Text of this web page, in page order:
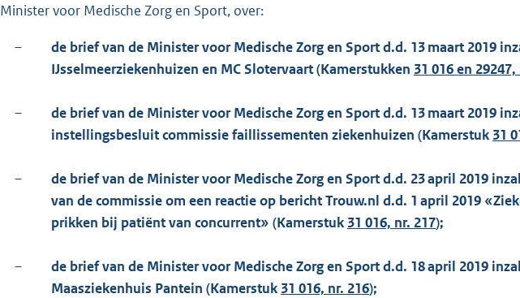
e
1
9
K
b
Minister voor Medische Zorg en Sport, over:
–
de brief van de Minister voor Medische Zorg en Sport d.d. 13 maart 2019
IJsselmeerziekenhuizen en MC Slotervaart (Kamerstukken 31 016 en
–
de brief van de Minister voor Medische Zorg en Sport d.d. 13 maart 2019
instellingsbesluit commissie faillissementen ziekenhuizen (Kamerstuk 31
–
de brief van de Minister voor Medische Zorg en Sport d.d. 23 april 2019
van de commissie om een reactie op bericht Trouw.nl d.d. 1 april 2019
prikken bij patiënt van concurrent» (Kamerstuk 31 016, nr. 217);
–
de brief van de Minister voor Medische Zorg en Sport d.d. 18 april 2019
Maasziekenhuis Pantein (Kamerstuk 31 016, nr. 216);